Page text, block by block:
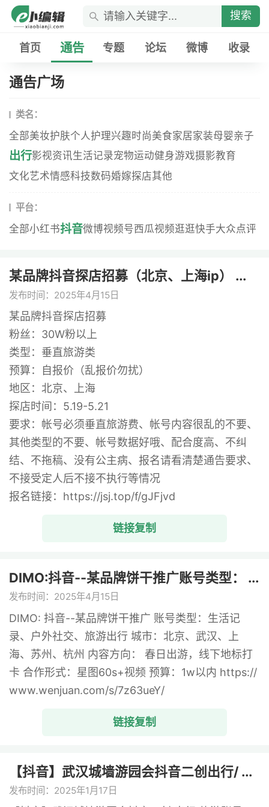
搜索
首页 通告 专题 论坛 微博 收录
通告广场
类名：
全部美妆护肤个人护理兴趣时尚美食家居家装母婴亲子
出行影视资讯生活记录宠物运动健身游戏摄影教育
文化艺术情感科技数码婚嫁探店其他
平台：
全部小红书抖音微博视频号西瓜视频逛逛快手大众点评
某品牌抖音探店招募（北京、上海ip） ...
发布时间：2025年4月15日
某品牌抖音探店招募
粉丝：30W粉以上
类型：垂直旅游类
预算：自报价（乱报价勿扰）
地区：北京、上海
探店时间：5.19-5.21
要求：帐号必须垂直旅游费、帐号内容很乱的不要、
其他类型的不要、帐号数据好哦、配合度高、不纠
结、不拖稿、没有公主病、报名请看清楚通告要求、
不接受定人后不接不执行等情况
报名链接：https://jsj.top/f/gJFjvd
链接复制
DIMO:抖音--某品牌饼干推广账号类型： ...
发布时间：2025年4月15日
DIMO: 抖音--某品牌饼干推广 账号类型：生活记
录、户外社交、旅游出行 城市：北京、武汉、上
海、苏州、杭州 内容方向： 春日出游，线下地标打
卡 合作形式：星图60s+视频 预算：1w以内 https://
www.wenjuan.com/s/7z63ueY/
链接复制
【抖音】武汉城墙游园会抖音二创出行/ ...
发布时间：2025年1月17日